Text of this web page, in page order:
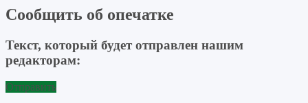
Сообщить об опечатке
Текст, который будет отправлен нашим
редакторам:
Отправить